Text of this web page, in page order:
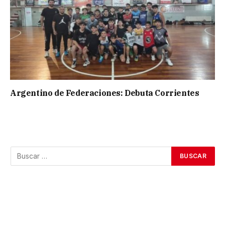
Argentino de Federaciones: Debuta Corrientes